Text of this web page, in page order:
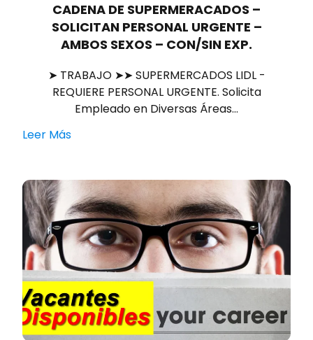
CADENA DE SUPERMERACADOS –
SOLICITAN PERSONAL URGENTE –
AMBOS SEXOS – CON/SIN EXP.
➤ TRABAJO ➤➤ SUPERMERCADOS LIDL -
REQUIERE PERSONAL URGENTE. Solicita
Empleado en Diversas Áreas…
Leer Más